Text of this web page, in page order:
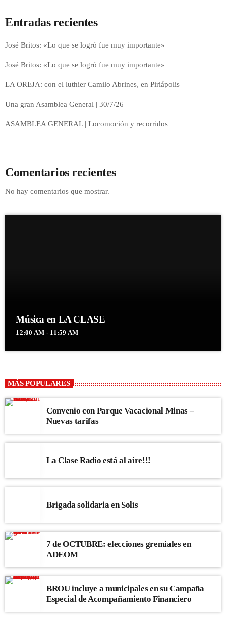
Entradas recientes
José Britos: «Lo que se logró fue muy importante»
José Britos: «Lo que se logró fue muy importante»
LA OREJA: con el luthier Camilo Abrines, en Piriápolis
Una gran Asamblea General | 30/7/26
ASAMBLEA GENERAL | Locomoción y recorridos
Comentarios recientes
No hay comentarios que mostrar.
Música en LA CLASE
12:00 AM - 11:59 AM
MÁS POPULARES
Convenio con Parque Vacacional Minas –
Nuevas tarifas
La Clase Radio está al aire!!!
Brigada solidaria en Solís
7 de OCTUBRE: elecciones gremiales en
ADEOM
BROU incluye a municipales en su Campaña
Especial de Acompañamiento Financiero